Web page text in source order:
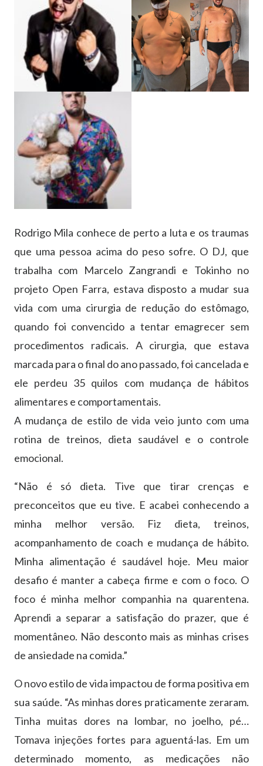
Rodrigo Mila conhece de perto a luta e os traumas
que uma pessoa acima do peso sofre. O DJ, que
trabalha com Marcelo Zangrandi e Tokinho no
projeto Open Farra, estava disposto a mudar sua
vida com uma cirurgia de redução do estômago,
quando foi convencido a tentar emagrecer sem
procedimentos radicais. A cirurgia, que estava
marcada para o final do ano passado, foi cancelada e
ele perdeu 35 quilos com mudança de hábitos
alimentares e comportamentais.
A mudança de estilo de vida veio junto com uma
rotina de treinos, dieta saudável e o controle
emocional.
“Não é só dieta. Tive que tirar crenças e
preconceitos que eu tive. E acabei conhecendo a
minha melhor versão. Fiz dieta, treinos,
acompanhamento de coach e mudança de hábito.
Minha alimentação é saudável hoje. Meu maior
desafio é manter a cabeça firme e com o foco. O
foco é minha melhor companhia na quarentena.
Aprendi a separar a satisfação do prazer, que é
momentâneo. Não desconto mais as minhas crises
de ansiedade na comida.”
O novo estilo de vida impactou de forma positiva em
sua saúde. “As minhas dores praticamente zeraram.
Tinha muitas dores na lombar, no joelho, pé…
Tomava injeções fortes para aguentá-las. Em um
determinado momento, as medicações não